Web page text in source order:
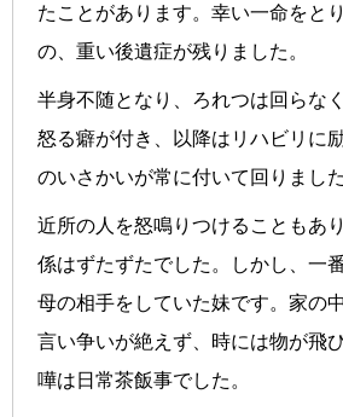
たことがあります。幸い一命をと
の、重い後遺症が残りました。
半身不随となり、ろれつは回らな
怒る癖が付き、以降はリハビリに
のいさかいが常に付いて回りました
近所の人を怒鳴りつけることもあ
係はずたずたでした。しかし、一
母の相手をしていた妹です。家の
言い争いが絶えず、時には物が飛
嘩は日常茶飯事でした。